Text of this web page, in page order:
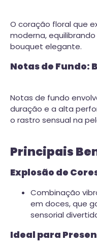
O coração floral que
moderna,
bouquet elegante.
Notas de Fundo:
Notas de fundo
duração e a alta
o rastro sensual na
Principais
Explosão de
Combinação
em doces, que
sensorial
Ideal para